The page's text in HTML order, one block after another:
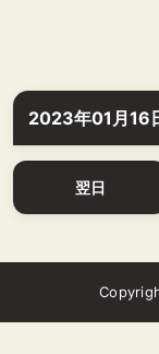
2023年01月16
翌日